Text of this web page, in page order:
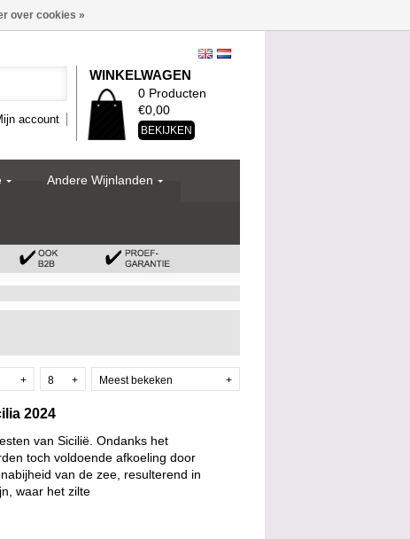
account
WINKELWAGEN
0 Producten
€0,00
BEKIJKEN
Andere Wijnlanden
Meest bekeken +
8 +
+
2024
van Sicilië. Ondanks het
toch voldoende afkoeling door
van de zee, resulterend in
waar het zilte
over cookies »